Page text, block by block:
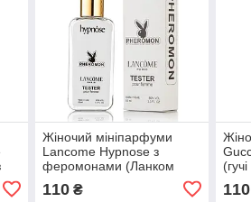
Жіночий мініпарфуми
Lancome Hypnose з
феромонами (Ланком
110₴ 110